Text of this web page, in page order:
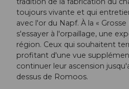
toujours vivante et qui
avec l'or du Napf. À la «
s'essayer à l'orpaillage, une
région. Ceux qui souhaitent
profitant d'une vue
continuer leur ascension
dessus de Romoos.